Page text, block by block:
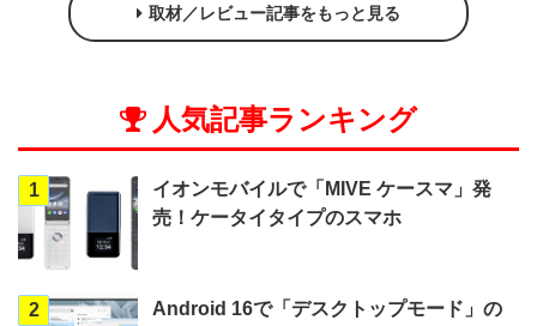
取材／レビュー記事をもっと見る
人気記事ランキング
1
イオンモバイルで「MIVE ケースマ」発
売！ケータイタイプのスマホ
2
Android 16で「デスクトップモード」の